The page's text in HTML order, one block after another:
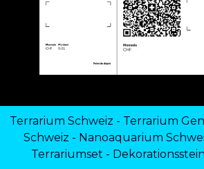
Terrarium Schweiz - Terrarium
Schweiz - Nanoaquarium
Terrariumset -